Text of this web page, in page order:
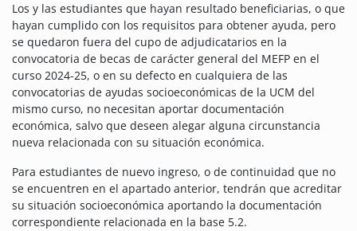
Los y las estudiantes que hayan resultado beneficiarias, o que
hayan cumplido con los requisitos para obtener ayuda, pero
se quedaron fuera del cupo de adjudicatarios en la
convocatoria de becas de carácter general del MEFP en el
curso 2024-25, o en su defecto en cualquiera de las
convocatorias de ayudas socioeconómicas de la UCM del
mismo curso, no necesitan aportar documentación
económica, salvo que deseen alegar alguna circunstancia
nueva relacionada con su situación económica.
Para estudiantes de nuevo ingreso, o de continuidad que no
se encuentren en el apartado anterior, tendrán que acreditar
su situación socioeconómica aportando la documentación
correspondiente relacionada en la base 5.2.